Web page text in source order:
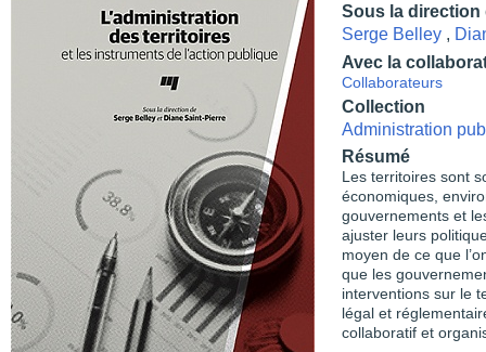
Sous la direction
Serge Belley ,
Avec la
Collaborateurs
Collection
Administration
Résumé
Les territoires sont
économiques,
gouvernements et
ajuster leurs
moyen de ce que
que les
interventions sur le
légal et
collaboratif et